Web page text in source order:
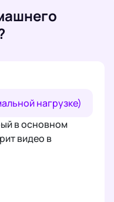
нагрузке)
в основном
видео в